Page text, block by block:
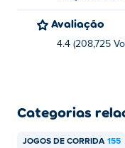
Avaliação
4.4 (208,725
Categorias
JOGOS DE CORRIDA 155